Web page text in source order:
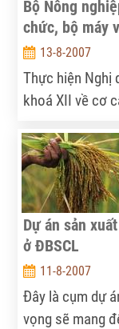
Bộ Nông
chức, bộ máy
13-8-2007
Thực hiện Nghị
khoá XII về cơ
bộ máy và
Dự án sản
ở ĐBSCL
11-8-2007
Đây là cụm dự
vọng sẽ mang